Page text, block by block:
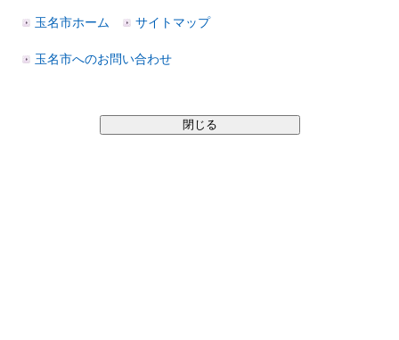
玉名市ホーム サイトマップ
玉名市へのお問い合わせ